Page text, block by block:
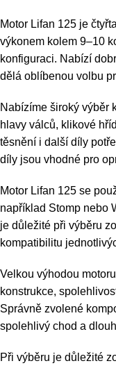
Motor Lifan 125 je
výkonem kolem 9–10
konfiguraci. Nabízí
dělá oblíbenou volbu
Nabízíme široký výběr
hlavy válců, klikové
těsnění i další díly
díly jsou vhodné pro
Motor Lifan 125 se
například Stomp nebo
je důležité při výběru
kompatibilitu
Velkou výhodou
konstrukce,
Správně zvolené
spolehlivý chod a
Při výběru je důležité